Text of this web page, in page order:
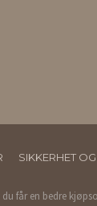
SIKKERHET
får en bedre